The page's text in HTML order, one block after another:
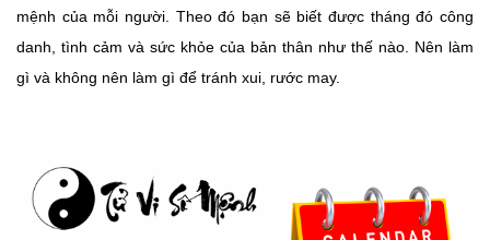
mệnh của mỗi người. Theo đó bạn sẽ biết được tháng đó công
danh, tình cảm và sức khỏe của bản thân như thế nào. Nên làm
gì và không nên làm gì để tránh xui, rước may.